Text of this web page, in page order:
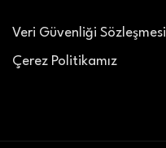
Veri Güvenliği Sözleşmesi
Çerez Politikamız